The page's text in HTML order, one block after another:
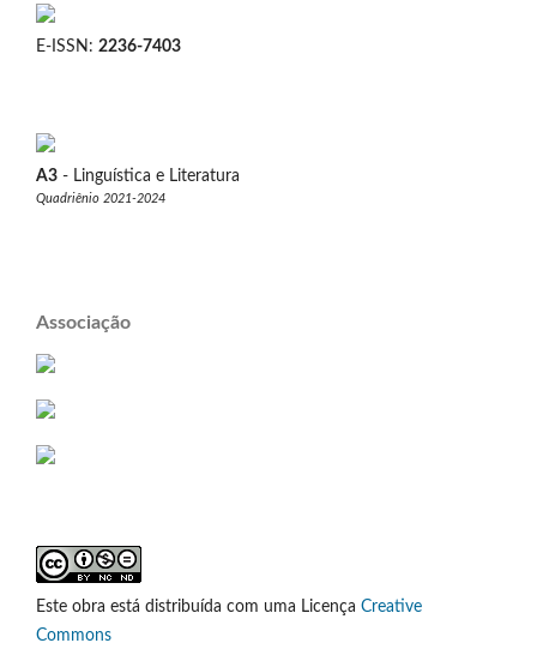
E-ISSN: 2236-7403
A3 - Linguística e Literatura
Quadriênio 2021-2024
Associação
Este obra está distribuída com uma Licença Creative
Commons